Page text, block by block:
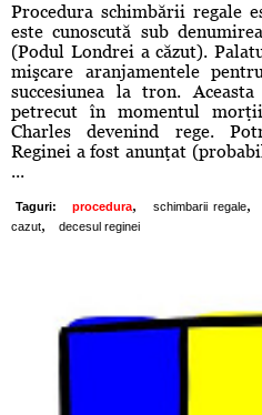
Procedura schimbării regale
este cunoscută sub
(Podul Londrei a căzut).
mişcare aranjamentele
succesiunea la tron.
petrecut în momentul
Charles devenind rege.
Reginei a fost anunţat
...
Taguri: procedura, schimbarii regale,
cazut, decesul reginei